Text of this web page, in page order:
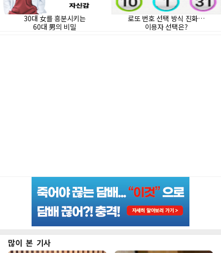
많이 본 기사